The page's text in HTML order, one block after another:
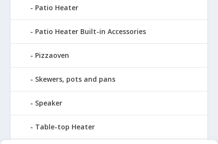
Patio Heater
Patio Heater Built-in Accessories
Pizzaoven
Skewers, pots and pans
Speaker
Table-top Heater